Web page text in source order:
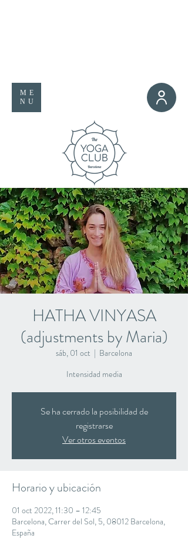
ME
NU
HATHA VINYASA
(adjustments by Maria)
sáb, 01 oct
  |
Barcelona
Intensidad media
Se ha cerrado la posibilidad de
registrarse
Ver otros eventos
Horario y ubicación
01 oct 2022, 11:30 – 12:45
Barcelona, Carrer del Sol, 5, 08012 Barcelona,
España